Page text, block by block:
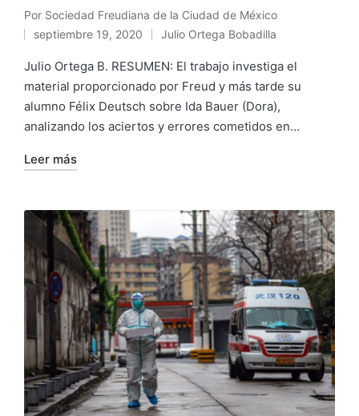
Publicado
por
Por Sociedad Freudiana de la Ciudad de México
septiembre 19, 2020
Publicado
en
Julio Ortega Bobadilla
Julio Ortega B. RESUMEN: El trabajo investiga el
material proporcionado por Freud y más tarde su
alumno Félix Deutsch sobre Ida Bauer (Dora),
analizando los aciertos y errores cometidos en…
Leer más